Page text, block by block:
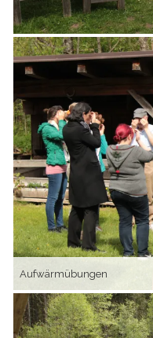
Aufwärmübungen